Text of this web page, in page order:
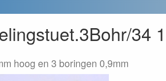
34
hoog en 3 boringen 0,9mm